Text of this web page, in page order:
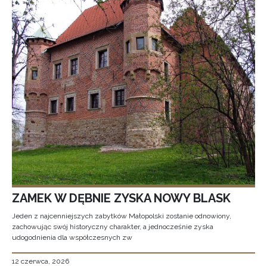
ZAMEK W DĘBNIE ZYSKA NOWY BLASK
Jeden z najcenniejszych zabytków Małopolski zostanie odnowiony,
zachowując swój historyczny charakter, a jednocześnie zyska
udogodnienia dla współczesnych zw
12 czerwca, 2026